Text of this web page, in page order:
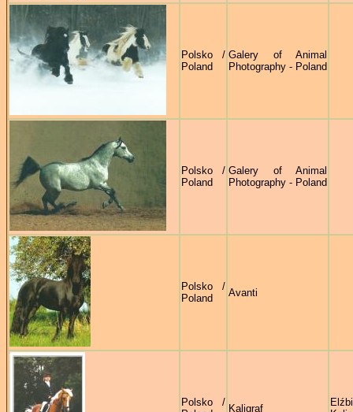
Polsko /
Poland
Galery of Animal
Photography - Poland
Polsko /
Poland
Galery of Animal
Photography - Poland
Polsko /
Poland
Avanti
Polsko /
Kaligraf